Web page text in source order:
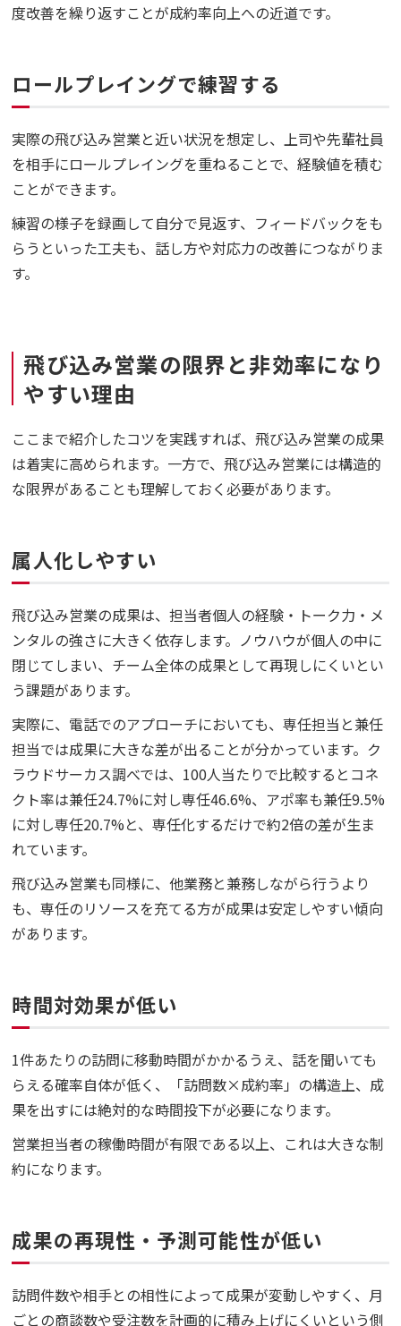
度改善を繰り返すことが成約率向上への近道です。
ロールプレイングで練習する
実際の飛び込み営業と近い状況を想定し、上司や先輩社員
を相手にロールプレイングを重ねることで、経験値を積む
ことができます。
練習の様子を録画して自分で見返す、フィードバックをも
らうといった工夫も、話し方や対応力の改善につながりま
す。
飛び込み営業の限界と非効率になり
やすい理由
ここまで紹介したコツを実践すれば、飛び込み営業の成果
は着実に高められます。一方で、飛び込み営業には構造的
な限界があることも理解しておく必要があります。
属人化しやすい
飛び込み営業の成果は、担当者個人の経験・トーク力・メ
ンタルの強さに大きく依存します。ノウハウが個人の中に
閉じてしまい、チーム全体の成果として再現しにくいとい
う課題があります。
実際に、電話でのアプローチにおいても、専任担当と兼任
担当では成果に大きな差が出ることが分かっています。ク
ラウドサーカス調べでは、100人当たりで比較するとコネ
クト率は兼任24.7%に対し専任46.6%、アポ率も兼任9.5%
に対し専任20.7%と、専任化するだけで約2倍の差が生ま
れています。
飛び込み営業も同様に、他業務と兼務しながら行うより
も、専任のリソースを充てる方が成果は安定しやすい傾向
があります。
時間対効果が低い
1件あたりの訪問に移動時間がかかるうえ、話を聞いても
らえる確率自体が低く、「訪問数×成約率」の構造上、成
果を出すには絶対的な時間投下が必要になります。
営業担当者の稼働時間が有限である以上、これは大きな制
約になります。
成果の再現性・予測可能性が低い
訪問件数や相手との相性によって成果が変動しやすく、月
ごとの商談数や受注数を計画的に積み上げにくいという側